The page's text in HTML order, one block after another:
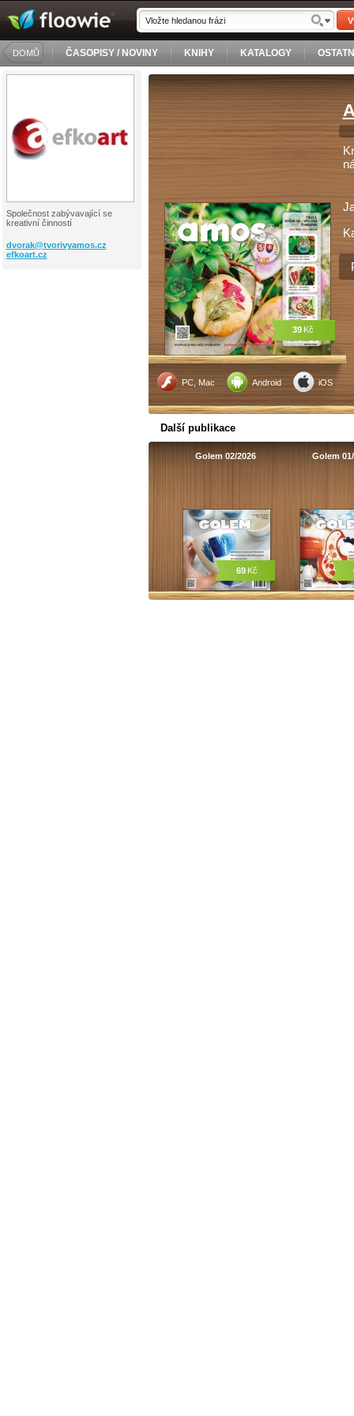
DOMŮ ČASOPISY / NOVINY KNIHY KATALOGY
Společnost zabývavající se
kreativní činností
dvorak@tvorivyamos.cz
efkoart.cz
PC, Mac Android iOS
39 Kč
Další publikace
Golem 02/2026
69 Kč
Golem